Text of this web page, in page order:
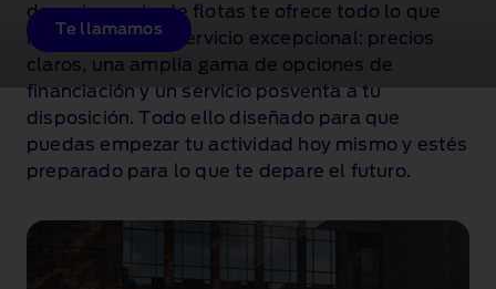
Te llamamos
departamento de flotas te ofrece todo lo que
necesitas de un servicio excepcional: precios
claros, una amplia gama de opciones de
financiación y un servicio posventa a tu
disposición. Todo ello diseñado para que
puedas empezar tu actividad hoy mismo y estés
preparado para lo que te depare el futuro.